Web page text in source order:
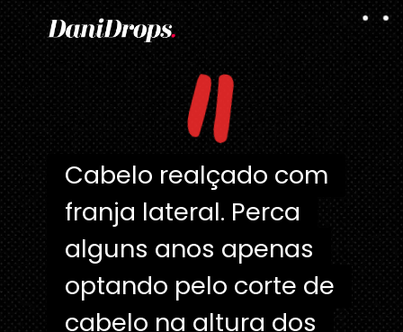
"
Cabelo realçado com
franja lateral. Perca
alguns anos apenas
optando pelo corte de
cabelo na altura dos
Cabelo realçado com
franja lateral. Perca
alguns anos apenas
optando pelo corte de
cabelo na altura dos